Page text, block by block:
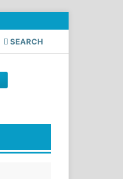
SEARCH